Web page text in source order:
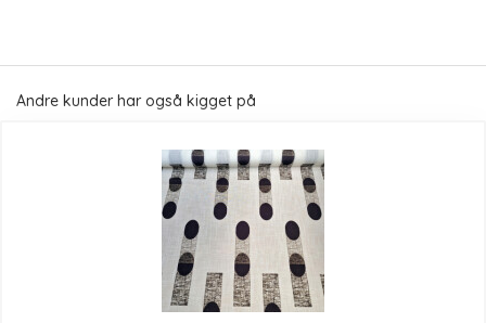
Andre kunder har også kigget på